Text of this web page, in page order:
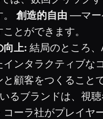
創造的自由 —マー
とができます。
向上: 結局のところ
ンタラクティブ
顧客をつくること
るブランドは、視
ーラ社がプレイ